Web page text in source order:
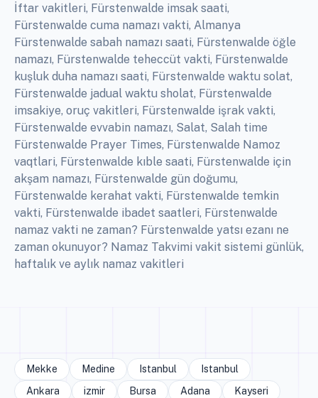
İftar vakitleri, Fürstenwalde imsak saati,
Fürstenwalde cuma namazı vakti, Almanya
Fürstenwalde sabah namazı saati, Fürstenwalde öğle
namazı, Fürstenwalde teheccüt vakti, Fürstenwalde
kuşluk duha namazı saati, Fürstenwalde waktu solat,
Fürstenwalde jadual waktu sholat, Fürstenwalde
imsakiye, oruç vakitleri, Fürstenwalde işrak vakti,
Fürstenwalde evvabin namazı, Salat, Salah time
Fürstenwalde Prayer Times, Fürstenwalde Namoz
vaqtlari, Fürstenwalde kıble saati, Fürstenwalde için
akşam namazı, Fürstenwalde gün doğumu,
Fürstenwalde kerahat vakti, Fürstenwalde temkin
vakti, Fürstenwalde ibadet saatleri, Fürstenwalde
namaz vakti ne zaman? Fürstenwalde yatsı ezanı ne
zaman okunuyor? Namaz Takvimi vakit sistemi günlük,
haftalık ve aylık namaz vakitleri
Mekke Medine Istanbul
Istanbul
Ankara
izmir Bursa Adana
Kayseri